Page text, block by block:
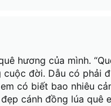
hương của mình.
đời. Dẫu có phải
có biết bao nhiêu
cánh đồng lúa quê